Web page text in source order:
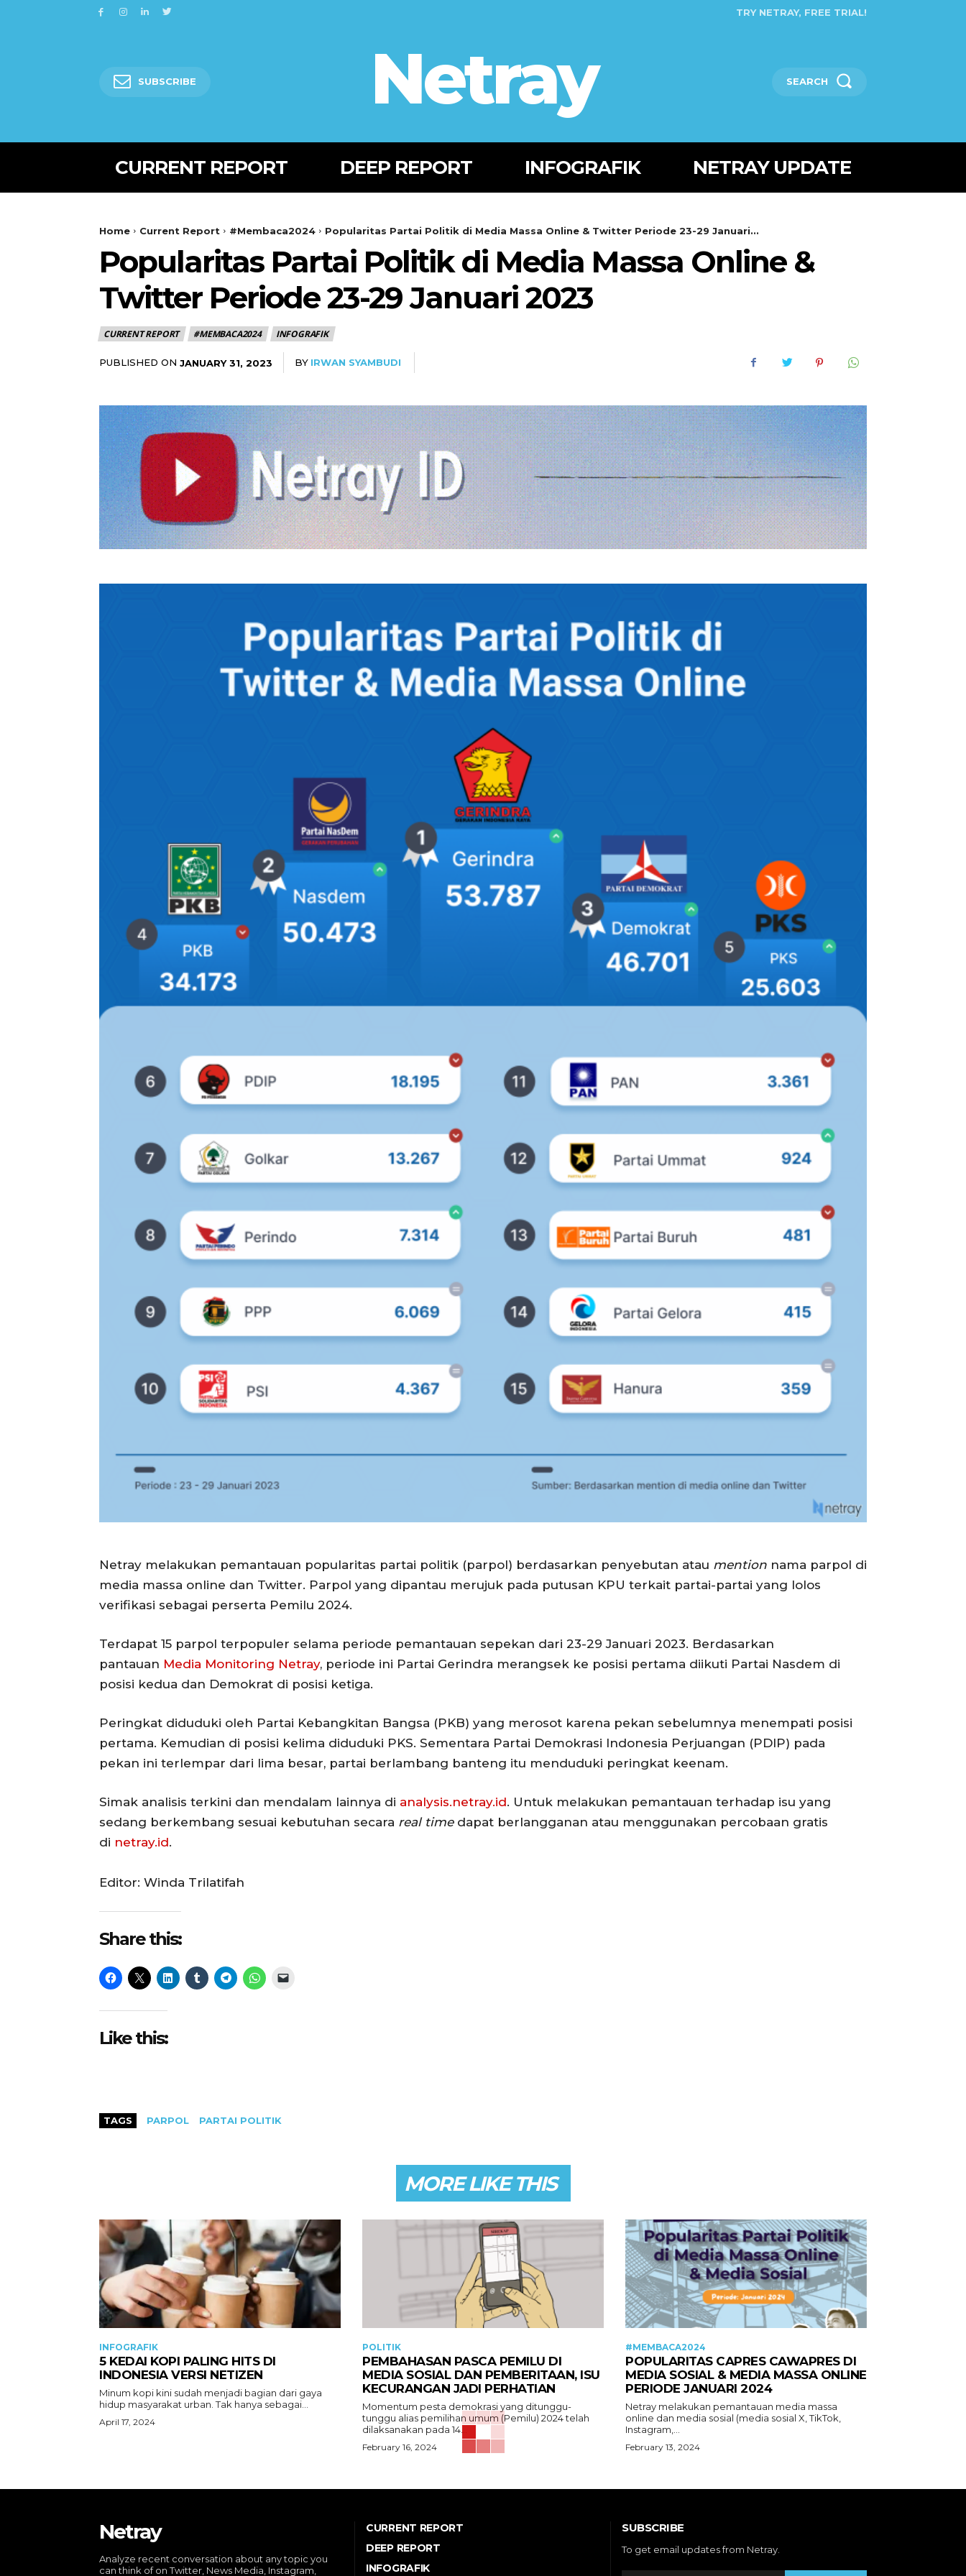
TRY NETRAY, FREE TRIAL!
SUBSCRIBE Netray SEARCH
CURRENT REPORT DEEP REPORT INFOGRAFIK NETRAY UPDATE
Home Current Report #Membaca2024 Popularitas Partai Politik di Media Massa Online & Twitter Periode 23-29 Januari...
Popularitas Partai Politik di Media Massa Online &
Twitter Periode 23-29 Januari 2023
CURRENT REPORT #MEMBACA2024 INFOGRAFIK
PUBLISHED ON JANUARY 31, 2023 BY IRWAN SYAMBUDI
Netray melakukan pemantauan popularitas partai politik (parpol) berdasarkan penyebutan atau mention nama parpol di
media massa online dan Twitter. Parpol yang dipantau merujuk pada putusan KPU terkait partai-partai yang lolos
verifikasi sebagai perserta Pemilu 2024.
Terdapat 15 parpol terpopuler selama periode pemantauan sepekan dari 23-29 Januari 2023. Berdasarkan
pantauan Media Monitoring Netray, periode ini Partai Gerindra merangsek ke posisi pertama diikuti Partai Nasdem di
posisi kedua dan Demokrat di posisi ketiga.
Peringkat diduduki oleh Partai Kebangkitan Bangsa (PKB) yang merosot karena pekan sebelumnya menempati posisi
pertama. Kemudian di posisi kelima diduduki PKS. Sementara Partai Demokrasi Indonesia Perjuangan (PDIP) pada
pekan ini terlempar dari lima besar, partai berlambang banteng itu menduduki peringkat keenam.
Simak analisis terkini dan mendalam lainnya di analysis.netray.id. Untuk melakukan pemantauan terhadap isu yang
sedang berkembang sesuai kebutuhan secara real time dapat berlangganan atau menggunakan percobaan gratis
di netray.id.
Editor: Winda Trilatifah
Share this:
Like this:
TAGS PARPOL PARTAI POLITIK
MORE LIKE THIS
INFOGRAFIK
5 KEDAI KOPI PALING HITS DI
INDONESIA VERSI NETIZEN
Minum kopi kini sudah menjadi bagian dari gaya
hidup masyarakat urban. Tak hanya sebagai...
April 17, 2024
POLITIK
PEMBAHASAN PASCA PEMILU DI
MEDIA SOSIAL DAN PEMBERITAAN, ISU
KECURANGAN JADI PERHATIAN
Momentum pesta demokrasi yang ditunggu-
tunggu alias pemilihan umum (Pemilu) 2024 telah
dilaksanakan pada 14...
February 16, 2024
#MEMBACA2024
POPULARITAS CAPRES CAWAPRES DI
MEDIA SOSIAL & MEDIA MASSA ONLINE
PERIODE JANUARI 2024
Netray melakukan pemantauan media massa
online dan media sosial (media sosial X, TikTok,
Instagram,...
February 13, 2024
Netray
Analyze recent conversation about any topic you
can think of on Twitter, News Media, Instagram,
CURRENT REPORT
DEEP REPORT
INFOGRAFIK
SUBSCRIBE
To get email updates from Netray.